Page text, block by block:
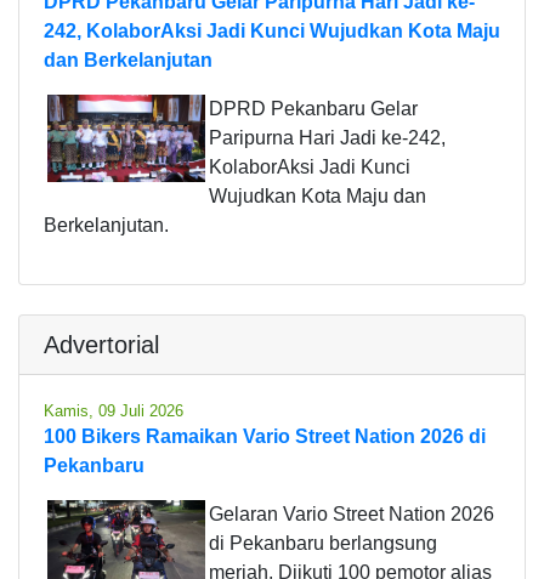
242, KolaborAksi Jadi Kunci Wujudkan Kota Maju
dan Berkelanjutan
DPRD Pekanbaru Gelar
Paripurna Hari Jadi ke-242,
KolaborAksi Jadi Kunci
Wujudkan Kota Maju dan
Berkelanjutan.
Advertorial
Kamis, 09 Juli 2026
100 Bikers Ramaikan Vario Street Nation 2026 di
Pekanbaru
Gelaran Vario Street Nation 2026
di Pekanbaru berlangsung
meriah. Diikuti 100 pemotor alias